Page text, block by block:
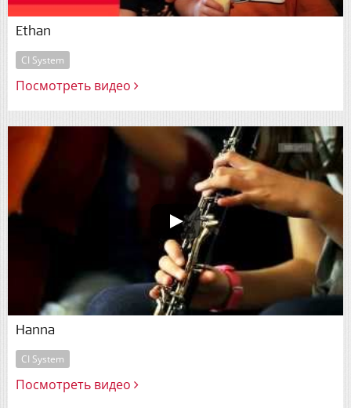
Ethan
CI System
Посмотреть видео
Hanna
CI System
Посмотреть видео